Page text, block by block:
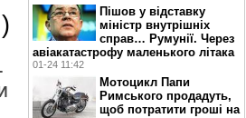
Пішов у відставку
міністр внутрішніх
справ… Румунії. Через
авіакатастрофу маленького літака
01-24 11:42
Мотоцикл Папи
Римського продадуть,
щоб потратити гроші на